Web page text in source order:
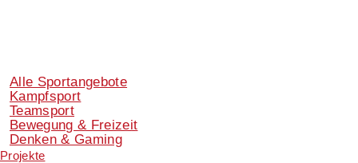
Alle Sportangebote
Kampfsport
Teamsport
Bewegung & Freizeit
Denken & Gaming
Projekte